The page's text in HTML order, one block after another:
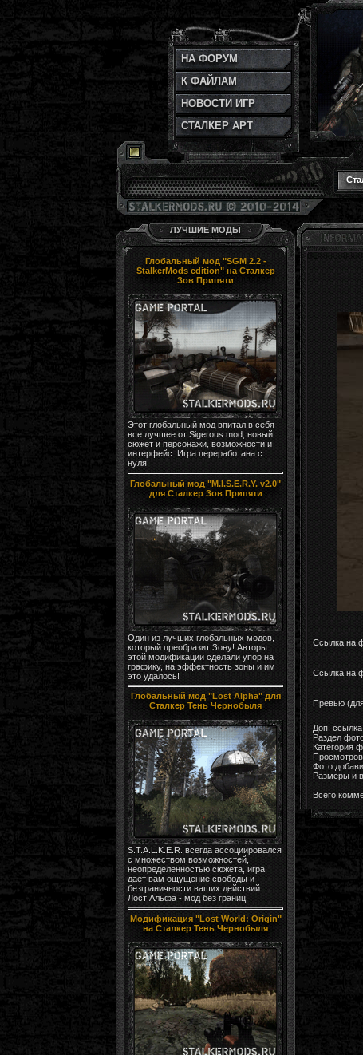
НА ФОРУМ
К ФАЙЛАМ
НОВОСТИ ИГР
СТАЛКЕР АРТ
ЛУЧШИЕ МОДЫ
Глобальный мод "SGM 2.2 -
StalkerMods edition" на Сталкер
Зов Припяти
Этот глобальный мод впитал в себя
все лучшее от Sigerous mod, новый
сюжет и персонажи, возможности и
интерфейс. Игра переработана с
нуля!
Глобальный мод "M.I.S.E.R.Y. v2.0"
для Сталкер Зов Припяти
Один из лучших глобальных модов,
который преобразит Зону! Авторы
этой модификации сделали упор на
графику, на эффектность зоны и им
это удалось!
Глобальный мод "Lost Alpha" для
Сталкер Тень Чернобыля
S.T.A.L.K.E.R. всегда ассоциировался
с множеством возможностей,
неопределенностью сюжета, игра
дает вам ощущение свободы и
безграничности ваших действий...
Лост Альфа - мод без границ!
Модификация "Lost World: Origin"
на Сталкер Тень Чернобыля
Ссылка на
Ссылка на
Превью
Доп. ссылка:
Раздел
Категория
Фото
Размеры и
Всего